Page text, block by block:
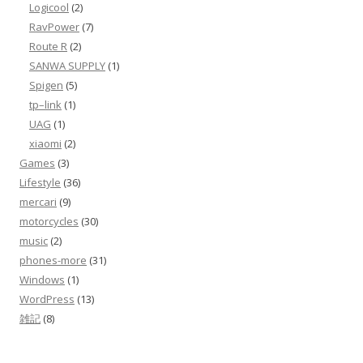
Logicool (2)
RavPower (7)
Route R (2)
SANWA SUPPLY (1)
Spigen (5)
tp–link (1)
UAG (1)
xiaomi (2)
Games (3)
Lifestyle (36)
mercari (9)
motorcycles (30)
music (2)
phones-more (31)
Windows (1)
WordPress (13)
雑記 (8)